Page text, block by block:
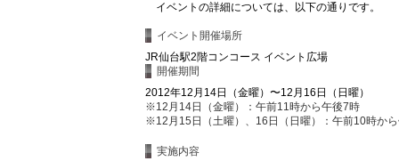
イベントの詳細については、以下の通りです。
イベント開催場所
JR仙台駅2階コンコース イベント広場
開催期間
2012年12月14日（金曜）〜12月16日（日曜）
※12月14日（金曜）：午前11時から午後7時
※12月15日（土曜）、16日（日曜）：午前10時か
実施内容